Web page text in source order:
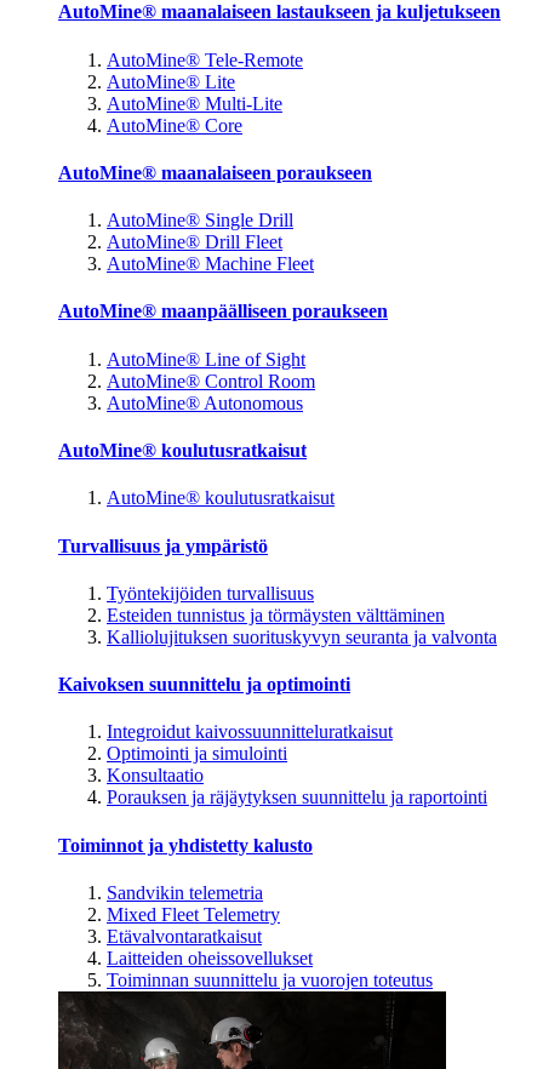
AutoMine® maanalaiseen lastaukseen ja kuljetukseen
AutoMine® Tele-Remote
AutoMine® Lite
AutoMine® Multi-Lite
AutoMine® Core
AutoMine® maanalaiseen poraukseen
AutoMine® Single Drill
AutoMine® Drill Fleet
AutoMine® Machine Fleet
AutoMine® maanpäälliseen poraukseen
AutoMine® Line of Sight
AutoMine® Control Room
AutoMine® Autonomous
AutoMine® koulutusratkaisut
AutoMine® koulutusratkaisut
Turvallisuus ja ympäristö
Työntekijöiden turvallisuus
Esteiden tunnistus ja törmäysten välttäminen
Kalliolujituksen suorituskyvyn seuranta ja valvonta
Kaivoksen suunnittelu ja optimointi
Integroidut kaivossuunnitteluratkaisut
Optimointi ja simulointi
Konsultaatio
Porauksen ja räjäytyksen suunnittelu ja raportointi
Toiminnot ja yhdistetty kalusto
Sandvikin telemetria
Mixed Fleet Telemetry
Etävalvontaratkaisut
Laitteiden oheissovellukset
Toiminnan suunnittelu ja vuorojen toteutus